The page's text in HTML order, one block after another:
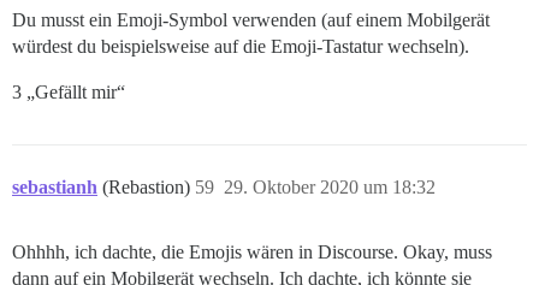
Du musst ein Emoji-Symbol verwenden (auf einem Mobilgerät
würdest du beispielsweise auf die Emoji-Tastatur wechseln).
3 „Gefällt mir“
sebastianh (Rebastion) 29. Oktober 2020 um 18:32
59
Ohhhh, ich dachte, die Emojis wären in Discourse. Okay, muss
dann auf ein Mobilgerät wechseln. Ich dachte, ich könnte sie